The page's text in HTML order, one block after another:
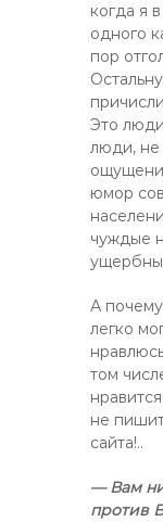
когда я
одного
пор
Это
люди,
юмор
чуждые
А
легко
том
не
сайта!..
— Вам
против